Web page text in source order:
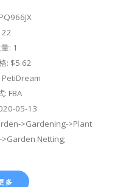
22
: 1
: $5.62
: FBA
05-13
>Gardening->Plant
Netting;
多